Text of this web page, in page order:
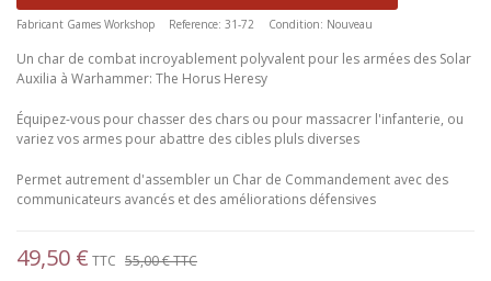
Fabricant Games Workshop Reference: 31-72 Condition: Nouveau
Un char de combat incroyablement polyvalent pour les armées des Solar
Auxilia à Warhammer: The Horus Heresy
Équipez-vous pour chasser des chars ou pour massacrer l'infanterie, ou
variez vos armes pour abattre des cibles pluls diverses
Permet autrement d'assembler un Char de Commandement avec des
communicateurs avancés et des améliorations défensives
49,50 € TTC 55,00 €TTC